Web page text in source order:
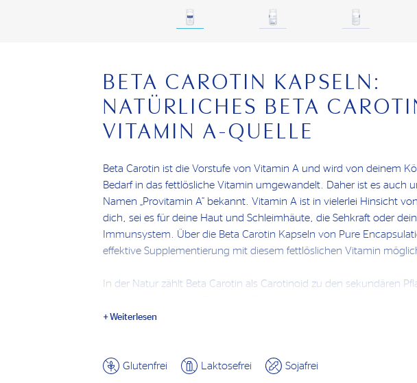
BETA CAROTIN KAPSELN:
NATÜRLICHES BETA
VITAMIN A-QUELLE
Beta Carotin ist die Vorstufe von Vitamin A und wird von deinem
Bedarf in das fettlösliche Vitamin umgewandelt. Daher ist es auch
Namen „Provitamin A“ bekannt. Vitamin A ist in vielerlei Hinsicht
dich, sei es für deine Haut und Schleimhäute, die Sehkraft oder dein
Immunsystem. Über die Beta Carotin Kapseln von Pure
effektive Supplementierung mit diesem fettlöslichen Vitamin
In der Natur zählt Beta Carotin als Carotinoid zu den sekundären
sind für Pflanzen ein wichtiges Element für die Photosynthese, denn
oder roten Farbe enthalten viel Beta Carotin. Zum Beispiel Karotten,
Weiterlesen
Glutenfrei Laktosefrei Sojafrei